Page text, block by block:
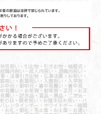
気祝い・引出物・引き出物・結婚式・
職内祝い・成人内祝い・退職内祝い・
・法事引き出物・仏事法要・お祝い・
祝い・新築祝い・入園祝い・入学祝
中元・御中元・暑中見舞い・暑中見
見舞い・お年賀・御年賀・正月・お正
舞い・記念品・賞品・景品・二次会・
の日・敬老祝い・お誕生日お祝い・バ
レンタインデー・ホワイトデー・結婚
お礼・御礼・手土産・お土産・お遣い